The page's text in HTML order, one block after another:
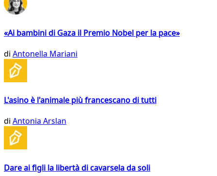
«Ai bambini di Gaza il Premio Nobel per la pace»
di Antonella Mariani
L'asino è l'animale più francescano di tutti
di Antonia Arslan
Dare ai figli la libertà di cavarsela da soli